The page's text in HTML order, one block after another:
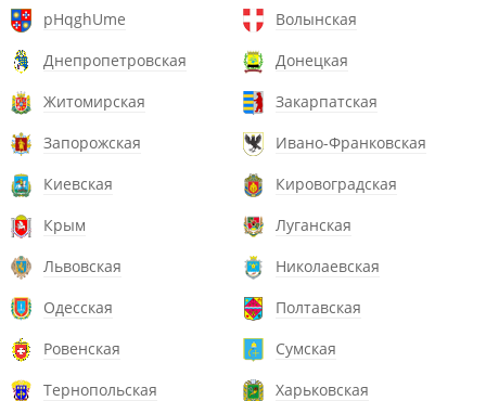
pHqghUme
Волынская
Днепропетровская
Донецкая
Житомирская
Закарпатская
Запорожская
Ивано-Франковская
Киевская
Кировоградская
Крым
Луганская
Львовская
Николаевская
Одесская
Полтавская
Ровенская
Сумская
Тернопольская
Харьковская